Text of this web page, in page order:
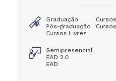
Graduação
Pós-graduação
Cursos Livres
Semipresencial
EAD 2.0
EAD